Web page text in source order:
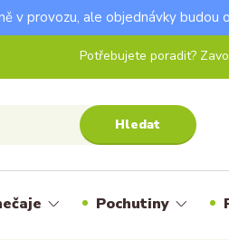
v provozu, ale objednávky budou
Hledat
Potřebujete poradit?
Pochutiny